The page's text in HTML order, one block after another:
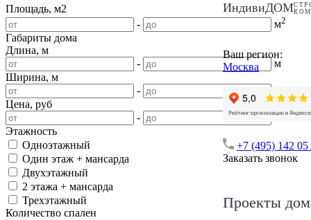
ИндивиДОМ
Ваш регион:
Москва
+7 (495) 142 05
Заказать звонок
Проекты
Площадь, м2
-
м2
Габариты дома
Длина, м
-
м
Ширина, м
-
Цена, руб
-
Этажность
Одноэтажный
Один этаж + мансарда
Двухэтажный
2 этажа + мансарда
Трехэтажный
Количество спален